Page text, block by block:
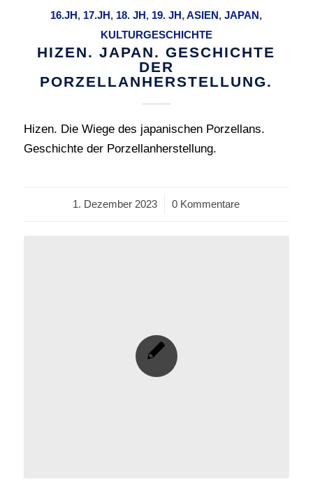
16.JH, 17.JH, 18. JH, 19. JH,ASIEN,JAPAN,
KULTURGESCHICHTE
HIZEN. JAPAN. GESCHICHTE
DER
PORZELLANHERSTELLUNG.
Hizen. Die Wiege des japanischen Porzellans.
Geschichte der Porzellanherstellung.
1. Dezember 2023
/ 0 Kommentare